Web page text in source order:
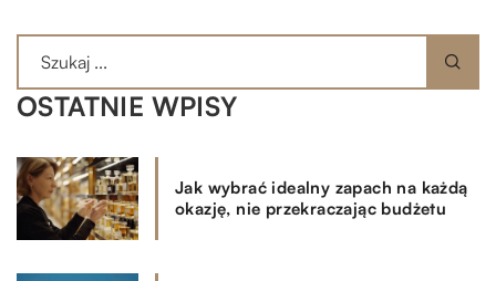
OSTATNIE WPISY
Jak wybrać idealny zapach na każdą
okazję, nie przekraczając budżetu